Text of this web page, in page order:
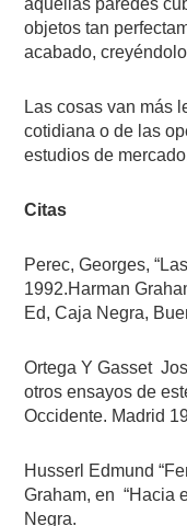
objetos tan
acabado,
Las cosas van más
cotidiana o de las
estudios de
Citas
Perec, Georges,
1992.Harman
Ed, Caja Negra,
Ortega Y Gasset
otros ensayos de
Occidente. Madrid
Husserl Edmund
Graham, en “Hacia
Negra.